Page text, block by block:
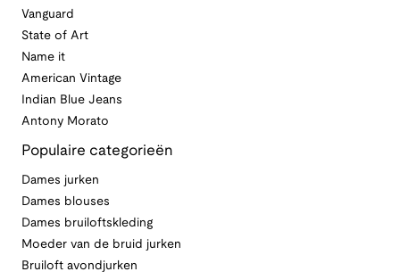
Vanguard
State of Art
Name it
American Vintage
Indian Blue Jeans
Antony Morato
Populaire categorieën
Dames jurken
Dames blouses
Dames bruiloftskleding
Moeder van de bruid jurken
Bruiloft avondjurken